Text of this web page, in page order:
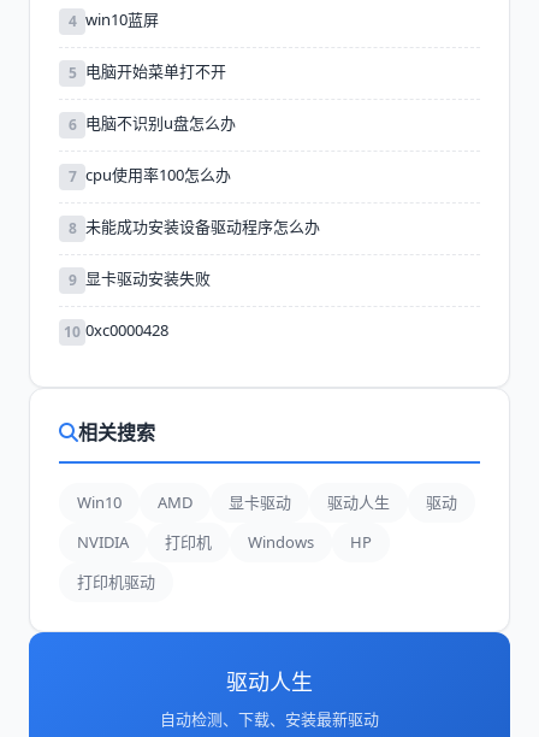
4 win10蓝屏
5 电脑开始菜单打不开
6 电脑不识别u盘怎么办
7 cpu使用率100怎么办
8 未能成功安装设备驱动程序怎么办
9 显卡驱动安装失败
10 0xc0000428
相关搜索
Win10 AMD 显卡驱动 驱动人生
驱动
NVIDIA
打印机 Windows
HP
打印机驱动
驱动人生
自动检测、下载、安装最新驱动